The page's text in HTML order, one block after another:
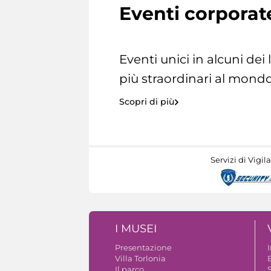
Eventi
Eventi unici in alcuni dei
più straordinari al
Scopri di più
Servizi di
I MUSEI
Presentazione
Villa Torlonia
Il parco